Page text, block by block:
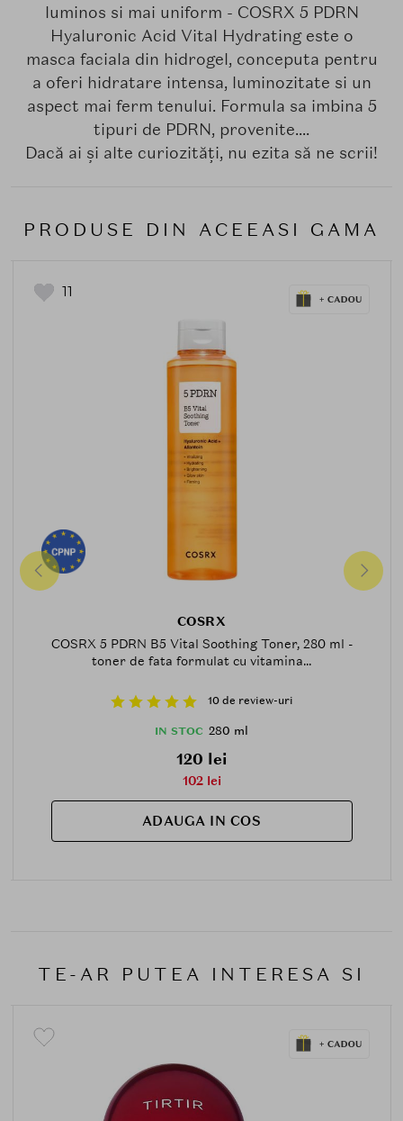
luminos si mai uniform - COSRX 5 PDRN
Hyaluronic Acid Vital Hydrating este o
masca faciala din hidrogel, conceputa pentru
a oferi hidratare intensa, luminozitate si un
aspect mai ferm tenului. Formula sa imbina 5
tipuri de PDRN, provenite....
Dacă ai și alte curiozități, nu ezita să ne scrii!
PRODUSE DIN ACEEASI GAMA
11
COSRX
COSRX 5 PDRN B5 Vital Soothing Toner, 280 ml -
toner de fata formulat cu vitamina...
10 de review-uri
IN STOC 280 ml
120 lei
102 lei
ADAUGA IN COS
TE-AR PUTEA INTERESA SI